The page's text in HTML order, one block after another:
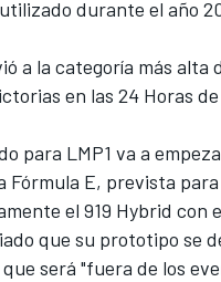
durante el año
a la categoría más
en las 24 Horas de
para LMP1 va a
E, prevista para
el 919 Hybrid con
que su prototipo se
será "fuera de los